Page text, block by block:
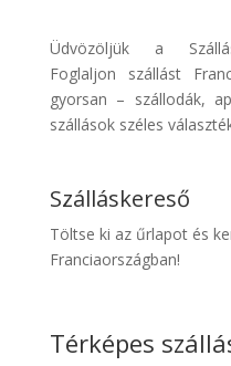
Discover
Cars
Kiwi
Üdvözöljük a
Foglaljon szállást
gyorsan – szállodák,
szállások széles
Szálláskereső
Töltse ki az űrlapot és
Franciaországban!
Térképes